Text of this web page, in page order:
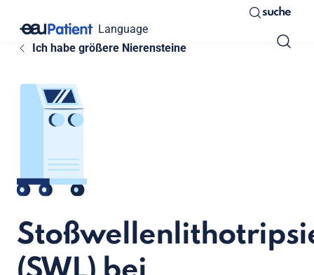
Language
suche
Ich habe größere Nierensteine